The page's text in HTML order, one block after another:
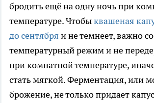
бродить ещё на одну ночь при
температуре. Чтобыквашеная
до сентября и не темнеет, важно
температурный режим и не
при комнатной температуре,
стать мягкой. Ферментация, или
брожение, не только придает